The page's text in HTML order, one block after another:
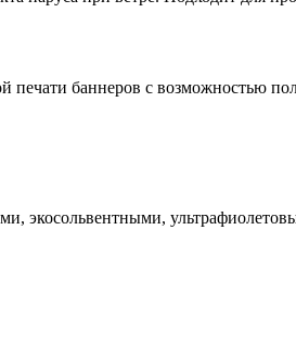
баннеров с возможностью
экосольвентными,